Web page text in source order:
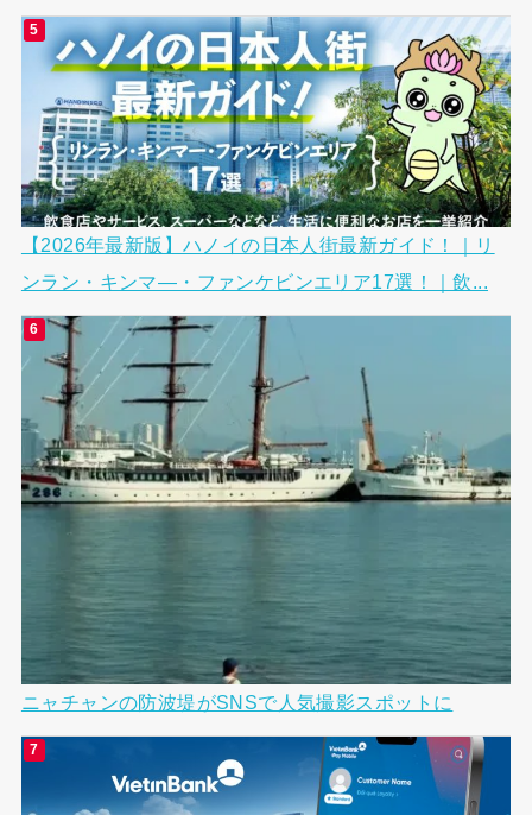
【2026年最新版】ハノイの日本人街最新ガイド！｜リ
ンラン・キンマ―・ファンケビンエリア17選！｜飲...
ニャチャンの防波堤がSNSで人気撮影スポットに